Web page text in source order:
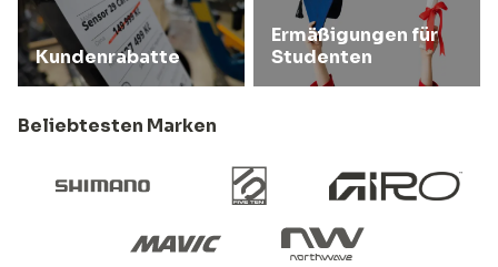
Kundenrabatte
Ermäßigungen für
Studenten
Beliebtesten Marken